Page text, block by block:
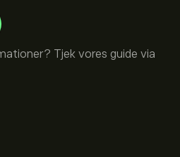
Tjek vores guide via